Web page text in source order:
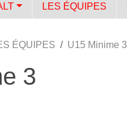
LES ÉQUIPES
ÉQUIPES U15 Minime 3
3